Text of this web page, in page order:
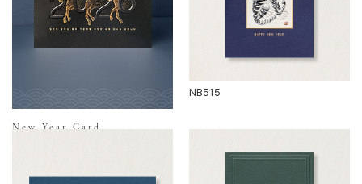
New Year Card
NB515